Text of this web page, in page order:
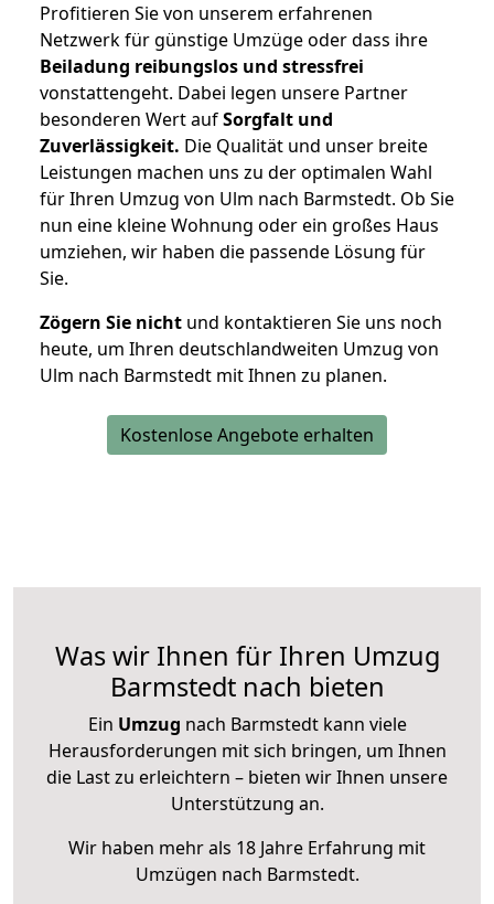
Profitieren Sie von unserem erfahrenen
Netzwerk für günstige Umzüge oder dass ihre
Beiladung reibungslos und stressfrei
vonstattengeht. Dabei legen unsere Partner
besonderen Wert aufSorgfalt und
Zuverlässigkeit. Die Qualität und unser breite
Leistungen machen uns zu der optimalen Wahl
für Ihren Umzug von Ulm nach Barmstedt. Ob Sie
nun eine kleine Wohnung oder ein großes Haus
umziehen, wir haben die passende Lösung für
Sie.
Zögern Sie nicht und kontaktieren Sie uns noch
heute, um Ihren deutschlandweiten Umzug von
Ulm nach Barmstedt mit Ihnen zu planen.
Kostenlose Angebote erhalten
Was wir Ihnen für Ihren Umzug
Barmstedt nach bieten
Ein Umzug nach Barmstedt kann viele
Herausforderungen mit sich bringen, um Ihnen
die Last zu erleichtern – bieten wir Ihnen unsere
Unterstützung an.
Wir haben mehr als 18 Jahre Erfahrung mit
Umzügen nach Barmstedt.